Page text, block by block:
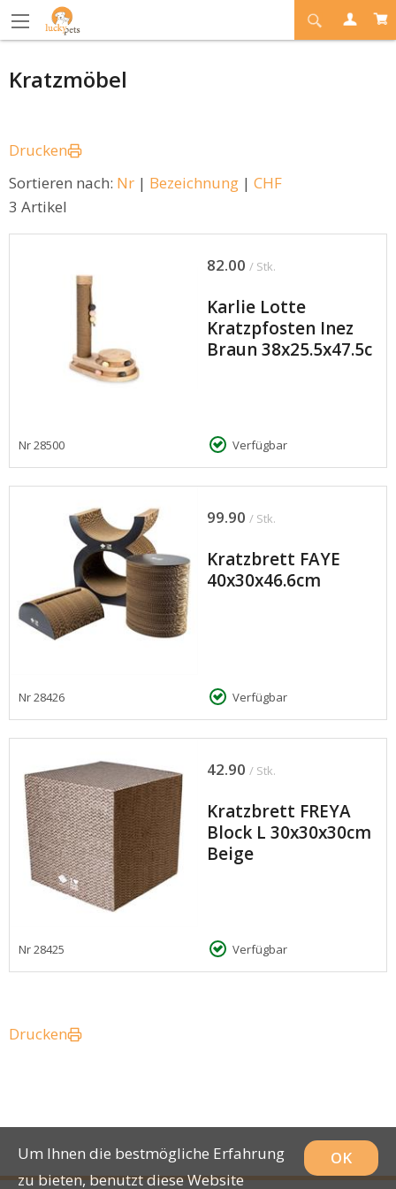
Kratzmöbel
Drucken
Sortieren nach: Nr | Bezeichnung | CHF
3 Artikel
82.00 / Stk.
Karlie Lotte
Kratzpfosten Inez
Braun 38x25.5x47.5c
Nr28500 Verfügbar
99.90 / Stk.
Kratzbrett FAYE
40x30x46.6cm
Nr28426 Verfügbar
42.90 / Stk.
Kratzbrett FREYA
Block L 30x30x30cm
Beige
Nr28425 Verfügbar
Drucken
OK
Um Ihnen die bestmögliche Erfahrung
zu bieten, benutzt diese Website